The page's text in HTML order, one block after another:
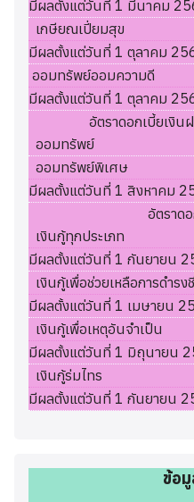
มีผลตั้งแต่วันที่ 1 มีนาคม
เกษียณเปี่ยมสุข
มีผลตั้งแต่วันที่ 1 ตุลาคม
ออมทรัพย์ออมความดี
มีผลตั้งแต่วันที่ 1 ตุลาคม
อัตราดอกเบี้ยเงิ
ออมทรัพย์
ออมทรัพย์พิเศษ
มีผลตั้งแต่วันที่ 1 สิงหาคม
อัตราด
เงินกู้ทุกประเภท
มีผลตั้งแต่วันที่ 1 กันยายน
เงินกู้เพื่อช่วยเหลือการดำรง
มีผลตั้งแต่วันที่ 1 เมษายน
เงินกู้เพื่อเหตุอันจำเป็น
มีผลตั้งแต่วันที่ 1 มิถุนายน
เงินกู้ร่มไทร
มีผลตั้งแต่วันที่ 1 กันยายน
ข้อ